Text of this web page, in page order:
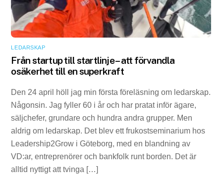
LEDARSKAP
Från startup till startlinje – att förvandla
osäkerhet till en superkraft
Den 24 april höll jag min första föreläsning om ledarskap.
Någonsin. Jag fyller 60 i år och har pratat inför ägare,
säljchefer, grundare och hundra andra grupper. Men
aldrig om ledarskap. Det blev ett frukostseminarium hos
Leadership2Grow i Göteborg, med en blandning av
VD:ar, entreprenörer och bankfolk runt borden. Det är
alltid nyttigt att tvinga […]